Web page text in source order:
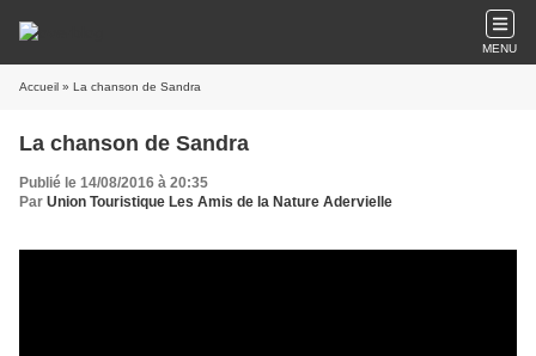
MENU
Accueil » La chanson de Sandra
La chanson de Sandra
Publié le 14/08/2016 à 20:35
Par Union Touristique Les Amis de la Nature Adervielle